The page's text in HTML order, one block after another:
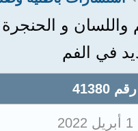
واللسان و
في الفم
1 أبريل 2022